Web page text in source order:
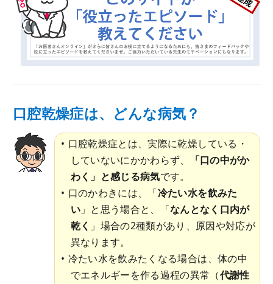
口腔乾燥症は、どんな病気？
口腔乾燥症とは、実際に乾燥している・
していないにかかわらず、
「口の中がか
わく」と感じる病気です。
口のかわきには、「冷たい水を飲みた
い」と思う場合と、「なんとなく口内が
乾く 」場合の2種類があり、原因や対応が
異なります。
冷たい水を飲みたくなる場合は、体の中
でエネルギーを作る過程の異常（代謝性